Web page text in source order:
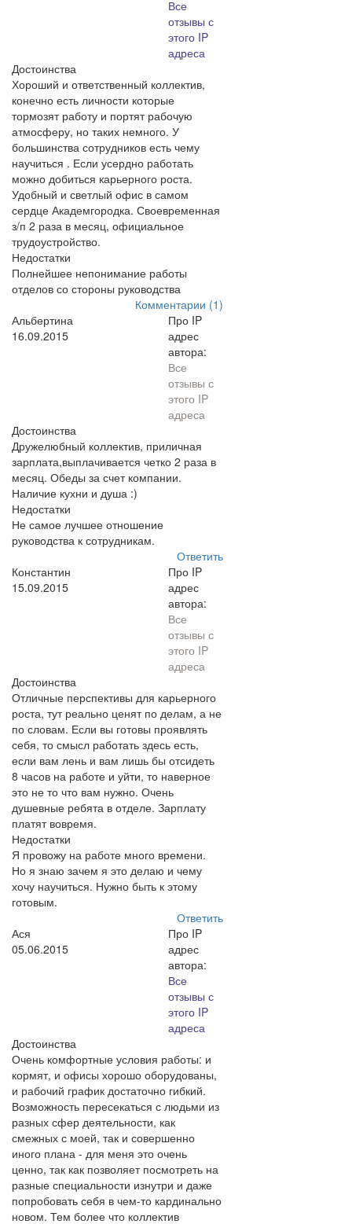
Все
отзывы с
этого IP
адреса
Достоинства
Хороший и ответственный коллектив,
конечно есть личности которые
тормозят работу и портят рабочую
атмосферу, но таких немного. У
большинства сотрудников есть чему
научиться . Если усердно работать
можно добиться карьерного роста.
Удобный и светлый офис в самом
сердце Академгородка. Своевременная
з/п 2 раза в месяц, официальное
трудоустройство.
Недостатки
Полнейшее непонимание работы
отделов со стороны руководства
Комментарии (1)
Альбертина
16.09.2015
Про IP
адрес
автора:
Все
отзывы с
этого IP
адреса
Достоинства
Дружелюбный коллектив, приличная
зарплата,выплачивается четко 2 раза в
месяц. Обеды за счет компании.
Наличие кухни и душа :)
Недостатки
Не самое лучшее отношение
руководства к сотрудникам.
Ответить
Константин
15.09.2015
Про IP
адрес
автора:
Все
отзывы с
этого IP
адреса
Достоинства
Отличные перспективы для карьерного
роста, тут реально ценят по делам, а не
по словам. Если вы готовы проявлять
себя, то смысл работать здесь есть,
если вам лень и вам лишь бы отсидеть
8 часов на работе и уйти, то наверное
это не то что вам нужно. Очень
душевные ребята в отделе. Зарплату
платят вовремя.
Недостатки
Я провожу на работе много времени.
Но я знаю зачем я это делаю и чему
хочу научиться. Нужно быть к этому
готовым.
Ответить
Ася
05.06.2015
Про IP
адрес
автора:
Все
отзывы с
этого IP
адреса
Достоинства
Очень комфортные условия работы: и
кормят, и офисы хорошо оборудованы,
и рабочий график достаточно гибкий.
Возможность пересекаться с людьми из
разных сфер деятельности, как
смежных с моей, так и совершенно
иного плана - для меня это очень
ценно, так как позволяет посмотреть на
разные специальности изнутри и даже
попробовать себя в чем-то кардинально
новом. Тем более что коллектив